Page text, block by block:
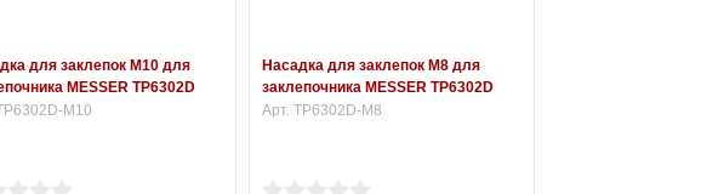
для заклепок М10 для
MESSER TP6302D
М10
Насадка для заклепок М8 для
заклепочника MESSER TP6302D
Арт. TP6302D-М8